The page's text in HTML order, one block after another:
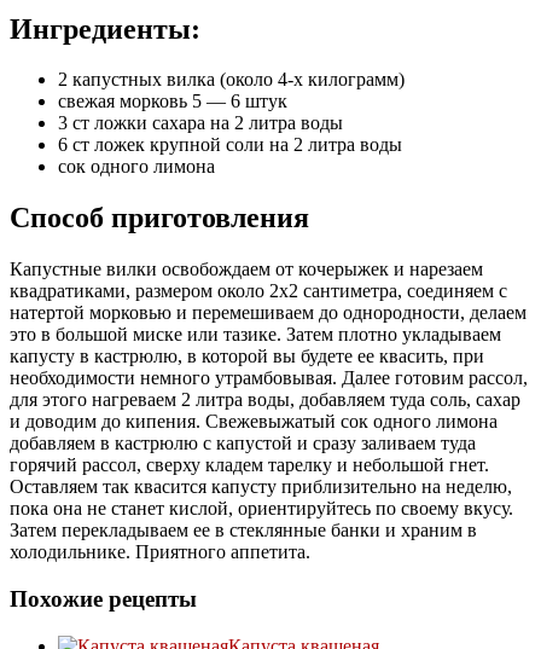
Ингредиенты:
2 капустных вилка (около 4-х килограмм)
свежая морковь 5 — 6 штук
3 ст ложки сахара на 2 литра воды
6 ст ложек крупной соли на 2 литра воды
сок одного лимона
Способ приготовления
Капустные вилки освобождаем от кочерыжек и нарезаем
квадратиками, размером около 2х2 сантиметра, соединяем с
натертой морковью и перемешиваем до однородности, делаем
это в большой миске или тазике. Затем плотно укладываем
капусту в кастрюлю, в которой вы будете ее квасить, при
необходимости немного утрамбовывая. Далее готовим рассол,
для этого нагреваем 2 литра воды, добавляем туда соль, сахар
и доводим до кипения. Свежевыжатый сок одного лимона
добавляем в кастрюлю с капустой и сразу заливаем туда
горячий рассол, сверху кладем тарелку и небольшой гнет.
Оставляем так квасится капусту приблизительно на неделю,
пока она не станет кислой, ориентируйтесь по своему вкусу.
Затем перекладываем ее в стеклянные банки и храним в
холодильнике. Приятного аппетита.
Похожие рецепты